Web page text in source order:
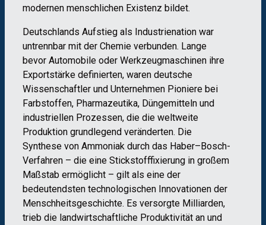
modernen menschlichen Existenz bildet.
Deutschlands Aufstieg als Industrienation war
untrennbar mit der Chemie verbunden. Lange
bevor Automobile oder Werkzeugmaschinen ihre
Exportstärke definierten, waren deutsche
Wissenschaftler und Unternehmen Pioniere bei
Farbstoffen, Pharmazeutika, Düngemitteln und
industriellen Prozessen, die die weltweite
Produktion grundlegend veränderten. Die
Synthese von Ammoniak durch das Haber–Bosch-
Verfahren – die eine Stickstofffixierung in großem
Maßstab ermöglicht – gilt als eine der
bedeutendsten technologischen Innovationen der
Menschheitsgeschichte. Es versorgte Milliarden,
trieb die landwirtschaftliche Produktivität an und